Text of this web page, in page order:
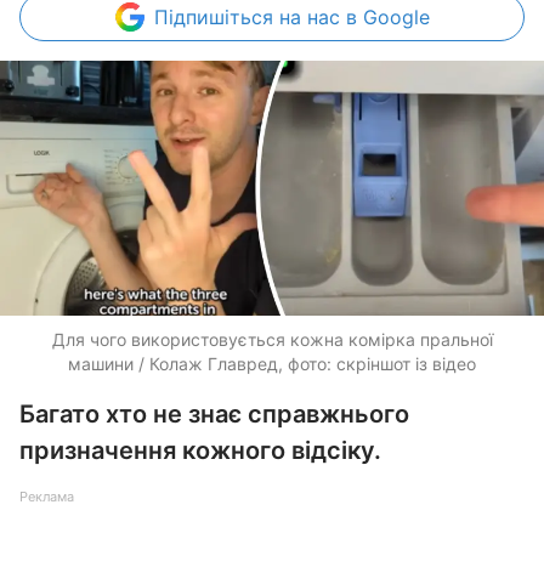
Підпишіться на нас в Google
Для чого використовується кожна комірка пральної
машини / Колаж Главред, фото: скріншот із відео
Багато хто не знає справжнього
призначення кожного відсіку.
Реклама